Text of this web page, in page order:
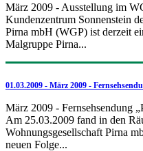
März 2009 - Ausstellung im
Kundenzentrum Sonnenstein
Pirna mbH (WGP) ist derzeit
Malgruppe Pirna...
01.03.2009 - März 2009 -
März 2009 - Fernsehsendung
Am 25.03.2009 fand in den
Wohnungsgesellschaft Pirna
neuen Folge...